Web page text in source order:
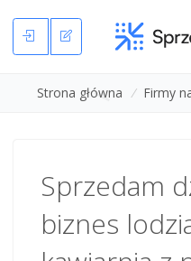
Strona główna / Firmy
Sprzedam
biznes